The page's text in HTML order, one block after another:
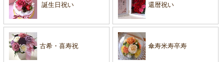
誕生日祝い 還暦祝い
古希・喜寿祝 傘寿米寿卒寿